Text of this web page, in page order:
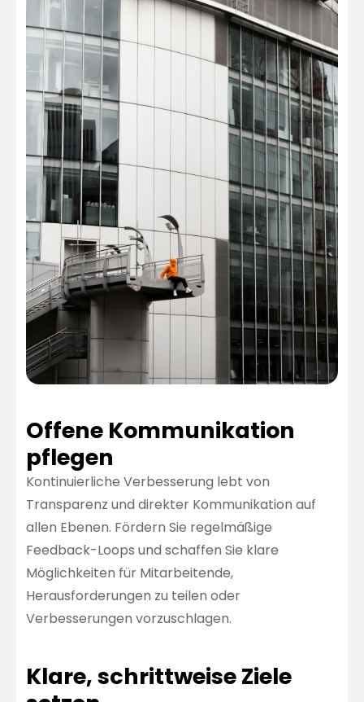
Offene Kommunikation
pflegen
Kontinuierliche Verbesserung lebt von
Transparenz und direkter Kommunikation auf
allen Ebenen. Fördern Sie regelmäßige
Feedback-Loops und schaffen Sie klare
Möglichkeiten für Mitarbeitende,
Herausforderungen zu teilen oder
Verbesserungen vorzuschlagen.
Klare, schrittweise Ziele